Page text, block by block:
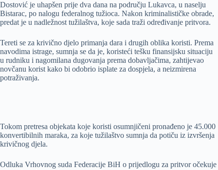
Dostović je uhapšen prije dva dana na području Lukavca, u naselju
Bistarac, po nalogu federalnog tužioca. Nakon kriminalističke obrade,
predat je u nadležnost tužilaštva, koje sada traži određivanje pritvora.
Tereti se za krivično djelo primanja dara i drugih oblika koristi. Prema
navodima istrage, sumnja se da je, koristeći tešku finansijsku situaciju
u rudniku i nagomilana dugovanja prema dobavljačima, zahtijevao
novčanu korist kako bi odobrio isplate za dospjela, a neizmirena
potraživanja.
Tokom pretresa objekata koje koristi osumnjičeni pronađeno je 45.000
konvertibilnih maraka, za koje tužilaštvo sumnja da potiču iz izvršenja
krivičnog djela.
Odluka Vrhovnog suda Federacije BiH o prijedlogu za pritvor očekuje